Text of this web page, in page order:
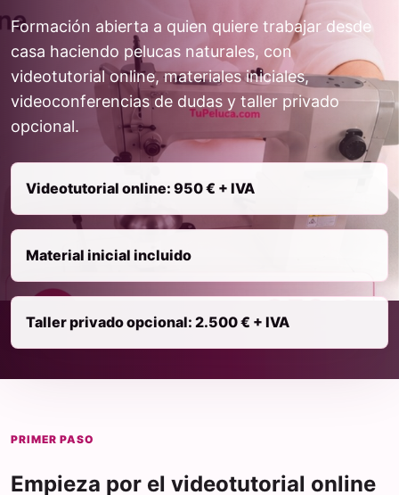
Formación abierta a quien quiere trabajar desde
casa haciendo pelucas naturales, con
videotutorial online, materiales iniciales,
videoconferencias de dudas y taller privado
opcional.
Videotutorial online: 950 € + IVA
Material inicial incluido
Taller privado opcional: 2.500 € + IVA
PRIMER PASO
Empieza por el videotutorial online